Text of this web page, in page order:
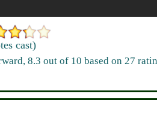
cast)
, 8.3 out of 10 based on 27